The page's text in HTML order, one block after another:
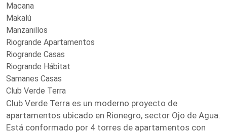
Macana
Makalú
Manzanillos
Riogrande Apartamentos
Riogrande Casas
Riogrande Hábitat
Samanes Casas
Club Verde Terra
Club Verde Terra es un moderno proyecto de
apartamentos ubicado en Rionegro, sector Ojo de Agua.
Está conformado por 4 torres de apartamentos con